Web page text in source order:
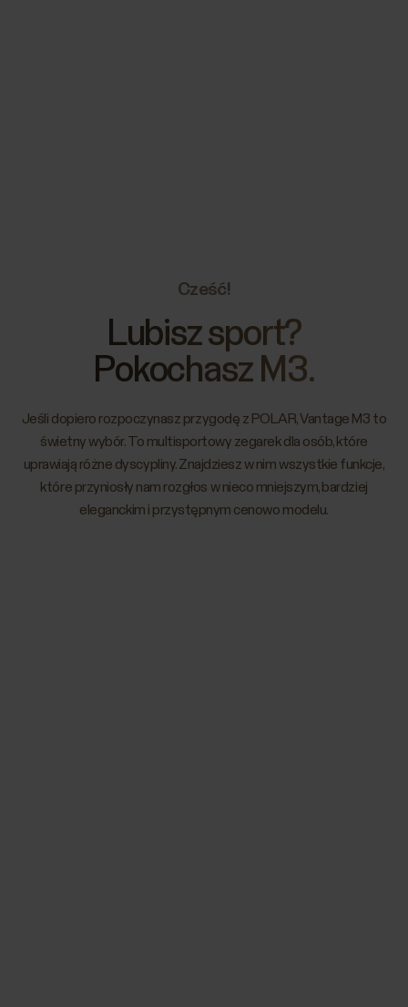
Cześć!
Lubisz sport?
Pokochasz M3.
Jeśli dopiero rozpoczynasz przygodę z POLAR, Vantage M3 to
świetny wybór. To multisportowy zegarek dla osób, które
uprawiają różne dyscypliny. Znajdziesz w nim wszystkie funkcje,
które przyniosły nam rozgłos w nieco mniejszym, bardziej
eleganckim i przystępnym cenowo modelu.